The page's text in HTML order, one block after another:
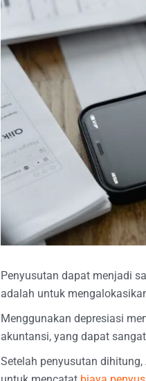
Penyusutan dapat menjadi
adalah untuk
Menggunakan depresiasi
akuntansi, yang dapat
Setelah penyusutan